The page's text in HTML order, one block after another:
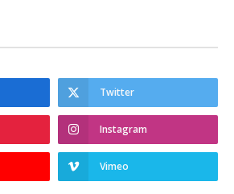
Twitter
Instagram
Vimeo